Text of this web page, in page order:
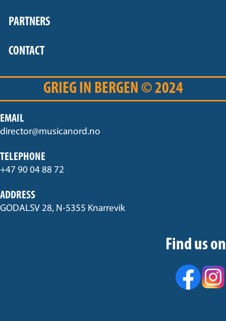
PARTNERS
CONTACT
GRIEG IN BERGEN © 2024
EMAIL
director@musicanord.no
TELEPHONE
+47 90 04 88 72
ADDRESS
GODALSV 28, N-5355 Knarrevik
Find us on